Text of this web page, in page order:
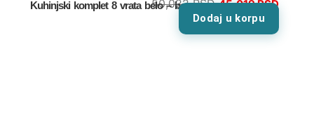
Kuhinjski komplet 8 vrata belo – bor
50,022RSD 45,019RSD
Dodaj u korpu